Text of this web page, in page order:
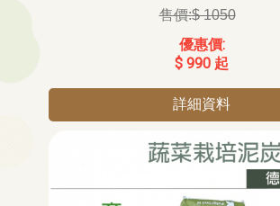
$ 1050
$ 990 起
詳細資料